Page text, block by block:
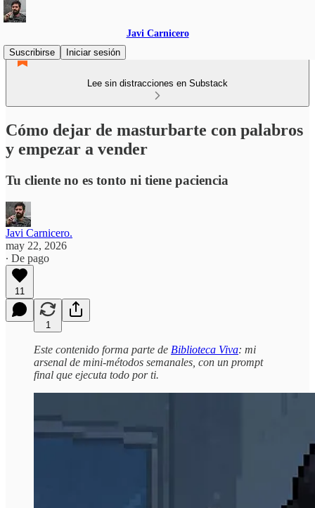
Javi Carnicero
Suscribirse
Iniciar sesión
Lee sin distracciones en Substack
Cómo dejar de masturbarte con palabros
y empezar a vender
Tu cliente no es tonto ni tiene paciencia
Javi Carnicero.
may 22, 2026
∙ De pago
11
1
Este contenido forma parte de Biblioteca Viva: mi
arsenal de mini-métodos semanales, con un prompt
final que ejecuta todo por ti.